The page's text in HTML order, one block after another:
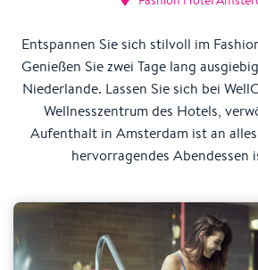
Entspannen Sie sich stilvoll im
Genießen Sie zwei Tage lang
Niederlande. Lassen Sie sich bei
Wellnesszentrum des Hotels,
Aufenthalt in Amsterdam ist an
hervorragendes Abendessen